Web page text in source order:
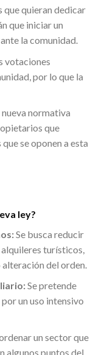
quieran dedicar
que iniciar un
la comunidad.
votaciones
por lo que la
normativa
que
se oponen a esta
ley?
Se busca reducir
alquileres turísticos,
del orden.
Se pretende
un uso intensivo
un sector que
algunos puntos del